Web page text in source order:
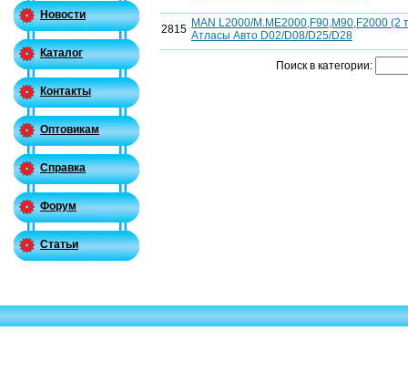
Новости
Каталог
Контакты
Оптовикам
Справка
Форум
Статьи
2815 MAN L2000/M.ME2000,F90,M90,F2000 (2
Атласы Авто D02/D08/D25/D28
Поиск в категории: